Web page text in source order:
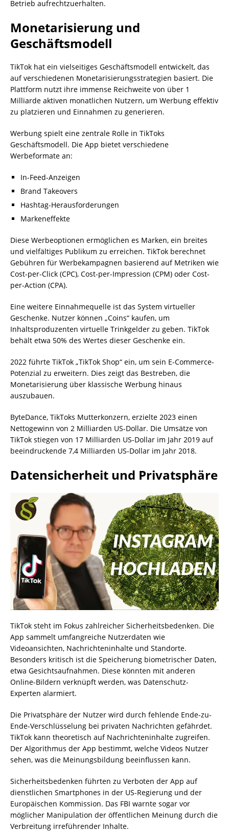
Betrieb aufrechtzuerhalten.
Monetarisierung und
Geschäftsmodell
TikTok hat ein vielseitiges Geschäftsmodell entwickelt, das
auf verschiedenen Monetarisierungsstrategien basiert. Die
Plattform nutzt ihre immense Reichweite von über 1
Milliarde aktiven monatlichen Nutzern, um Werbung effektiv
zu platzieren und Einnahmen zu generieren.
Werbung spielt eine zentrale Rolle in TikToks
Geschäftsmodell. Die App bietet verschiedene
Werbeformate an:
In-Feed-Anzeigen
Brand Takeovers
Hashtag-Herausforderungen
Markeneffekte
Diese Werbeoptionen ermöglichen es Marken, ein breites
und vielfältiges Publikum zu erreichen. TikTok berechnet
Gebühren für Werbekampagnen basierend auf Metriken wie
Cost-per-Click (CPC), Cost-per-Impression (CPM) oder Cost-
per-Action (CPA).
Eine weitere Einnahmequelle ist das System virtueller
Geschenke. Nutzer können „Coins“ kaufen, um
Inhaltsproduzenten virtuelle Trinkgelder zu geben. TikTok
behält etwa 50% des Wertes dieser Geschenke ein.
2022 führte TikTok „TikTok Shop“ ein, um sein E-Commerce-
Potenzial zu erweitern. Dies zeigt das Bestreben, die
Monetarisierung über klassische Werbung hinaus
auszubauen.
ByteDance, TikToks Mutterkonzern, erzielte 2023 einen
Nettogewinn von 2 Milliarden US-Dollar. Die Umsätze von
TikTok stiegen von 17 Milliarden US-Dollar im Jahr 2019 auf
beeindruckende 7,4 Milliarden US-Dollar im Jahr 2018.
Datensicherheit und Privatsphäre
TikTok steht im Fokus zahlreicher Sicherheitsbedenken. Die
App sammelt umfangreiche Nutzerdaten wie
Videoansichten, Nachrichteninhalte und Standorte.
Besonders kritisch ist die Speicherung biometrischer Daten,
etwa Gesichtsaufnahmen. Diese könnten mit anderen
Online-Bildern verknüpft werden, was Datenschutz-
Experten alarmiert.
Die Privatsphäre der Nutzer wird durch fehlende Ende-zu-
Ende-Verschlüsselung bei privaten Nachrichten gefährdet.
TikTok kann theoretisch auf Nachrichteninhalte zugreifen.
Der Algorithmus der App bestimmt, welche Videos Nutzer
sehen, was die Meinungsbildung beeinflussen kann.
Sicherheitsbedenken führten zu Verboten der App auf
dienstlichen Smartphones in der US-Regierung und der
Europäischen Kommission. Das FBI warnte sogar vor
möglicher Manipulation der öffentlichen Meinung durch die
Verbreitung irreführender Inhalte.